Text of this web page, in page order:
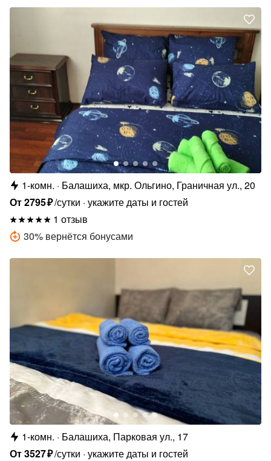
1-комн.
Балашиха, мкр. Ольгино, Граничная ул., 20
От2795₽/сутки укажите даты и гостей
1 отзыв
30% вернётся бонусами
1-комн.
Балашиха, Парковая ул., 17
От3527₽/сутки укажите даты и гостей